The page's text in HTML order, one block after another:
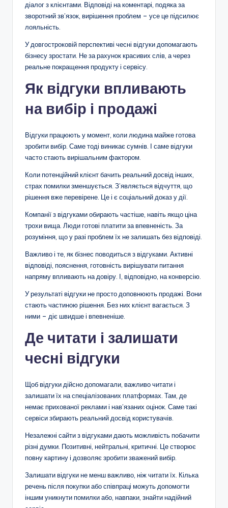
діалог з клієнтами. Відповіді на коментарі, подяка за
зворотний зв’язок, вирішення проблем – усе це підсилює
лояльність.
У довгостроковій перспективі чесні відгуки допомагають
бізнесу зростати. Не за рахунок красивих слів, а через
реальне покращення продукту і сервісу.
Як відгуки впливають
на вибір і продажі
Відгуки працюють у момент, коли людина майже готова
зробити вибір. Саме тоді виникає сумнів. І саме відгуки
часто стають вирішальним фактором.
Коли потенційний клієнт бачить реальний досвід інших,
страх помилки зменшується. З’являється відчуття, що
рішення вже перевірене. Це і є соціальний доказ у дії.
Компанії з відгуками обирають частіше, навіть якщо ціна
трохи вища. Люди готові платити за впевненість. За
розуміння, що у разі проблем їх не залишать без відповіді.
Важливо і те, як бізнес поводиться з відгуками. Активні
відповіді, пояснення, готовність вирішувати питання
напряму впливають на довіру. І, відповідно, на конверсію.
У результаті відгуки не просто доповнюють продажі. Вони
стають частиною рішення. Без них клієнт вагається. З
ними – діє швидше і впевненіше.
Де читати і залишати
чесні відгуки
Щоб відгуки дійсно допомагали, важливо читати і
залишати їх на спеціалізованих платформах. Там, де
немає прихованої реклами і нав’язаних оцінок. Саме такі
сервіси збирають реальний досвід користувачів.
Незалежні сайти з відгуками дають можливість побачити
різні думки. Позитивні, нейтральні, критичні. Це створює
повну картину і дозволяє зробити зважений вибір.
Залишати відгуки не менш важливо, ніж читати їх. Кілька
речень після покупки або співпраці можуть допомогти
іншим уникнути помилки або, навпаки, знайти надійний